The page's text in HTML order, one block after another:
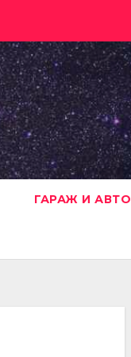
ГАРАЖ И АВТО